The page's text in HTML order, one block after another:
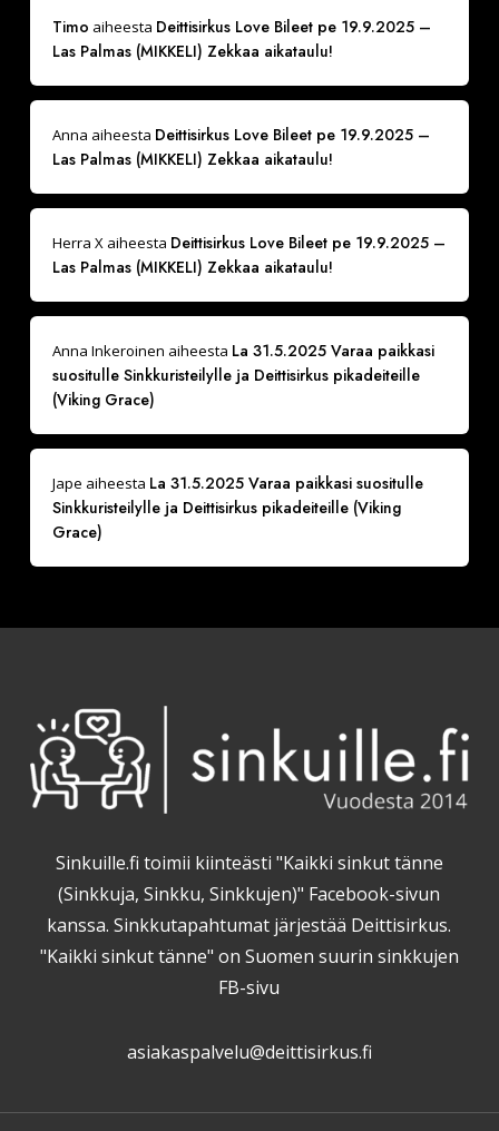
Timo aiheesta Deittisirkus Love Bileet pe 19.9.2025 –
Las Palmas (MIKKELI) Zekkaa aikataulu!
Anna aiheesta Deittisirkus Love Bileet pe 19.9.2025 –
Las Palmas (MIKKELI) Zekkaa aikataulu!
Herra Xaiheesta Deittisirkus Love Bileet pe 19.9.2025 –
Las Palmas (MIKKELI) Zekkaa aikataulu!
Anna Inkeroinen aiheesta La 31.5.2025 Varaa paikkasi
suositulle Sinkkuristeilylle ja Deittisirkus pikadeiteille
(Viking Grace)
Jape aiheesta La 31.5.2025 Varaa paikkasi suositulle
Sinkkuristeilylle ja Deittisirkus pikadeiteille (Viking
Grace)
Sinkuille.fi toimii kiinteästi "Kaikki sinkut tänne
(Sinkkuja, Sinkku, Sinkkujen)" Facebook-sivun
kanssa. Sinkkutapahtumat järjestää Deittisirkus.
"Kaikki sinkut tänne" on Suomen suurin sinkkujen
FB-sivu
asiakaspalvelu@deittisirkus.fi